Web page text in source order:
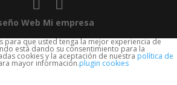
Web Mi empresa
para que usted tenga la mejor experiencia de
está dando su consentimiento para la
cookies y la aceptación de nuestra política de
mayor información.plugin cookies